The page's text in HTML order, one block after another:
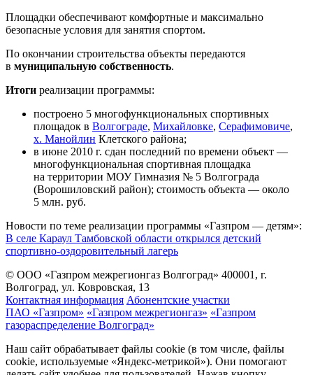
Площадки обеспечивают комфортные и максимально
безопасные условия для занятия спортом.
По окончании строительства объекты передаются
в муниципальную собственность.
Итоги реализации программы:
построено 5 многофункциональных спортивных
площадок в Волгограде, Михайловке, Серафимовиче,
х. Манойлин Клетского района;
в июне 2010 г. сдан последний по времени объект —
многофункциональная спортивная площадка
на территории МОУ Гимназия № 5 Волгограда
(Ворошиловский район); стоимость объекта — около
5 млн. руб.
Новости по теме реализации программы «Газпром — детям»:
В селе Караул Тамбовской области открылся детский
спортивно-оздоровительный лагерь
© ООО «Газпром межрегионгаз Волгоград» 400001, г.
Волгоград, ул. Ковровская, 13
Контактная информация Абонентские участки
ПАО «Газпром» «Газпром межрегионгаз» «Газпром
газораспределение Волгоград»
Наш сайт обрабатывает файлы cookie (в том числе, файлы
cookie, используемые «Яндекс-метрикой»). Они помогают